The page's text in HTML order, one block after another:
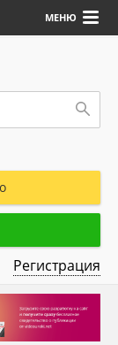
МЕНЮ
Регистрация